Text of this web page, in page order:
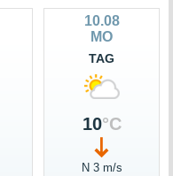
10.08
MO
TAG
10°C
N 3 m/s